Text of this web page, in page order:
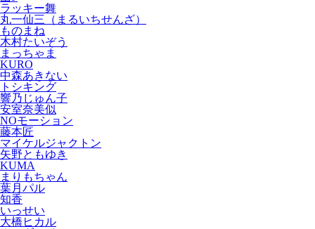
ラッキー舞
丸一仙三（まるいちせんざ）
ものまね
木村たいぞう
まっちゃま
KURO
中森あきない
トシキング
響乃じゅん子
安室奈美似
NOモーション
藤本匠
マイケルジャクトン
矢野ともゆき
KUMA
まりもちゃん
葉月パル
知香
いっせい
大橋ヒカル